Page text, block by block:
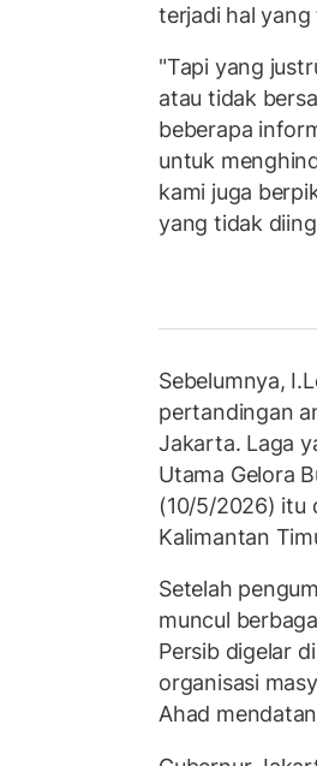
terjadi hal
"Tapi yang
atau tidak
beberapa
untuk
kami juga
yang tidak
Sebelumnya,
pertandingan
Jakarta. Laga
Utama Gelora
(10/5/2026) itu
Kalimantan
Setelah
muncul
Persib digelar
organisasi
Ahad